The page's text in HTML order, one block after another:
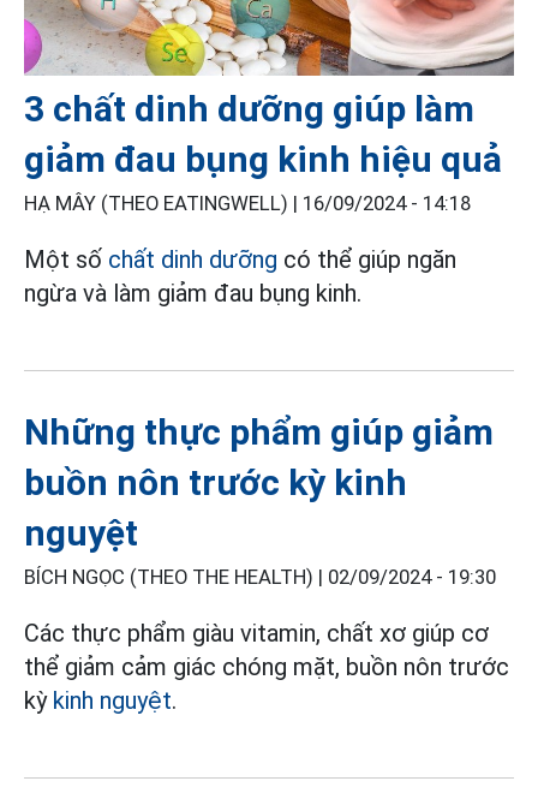
3 chất dinh dưỡng giúp làm
giảm đau bụng kinh hiệu quả
HẠ MÂY (THEO EATINGWELL) | 16/09/2024 - 14:18
Một số chất dinh dưỡng có thể giúp ngăn
ngừa và làm giảm đau bụng kinh.
Những thực phẩm giúp giảm
buồn nôn trước kỳ kinh
nguyệt
BÍCH NGỌC (THEO THE HEALTH) | 02/09/2024 - 19:30
Các thực phẩm giàu vitamin, chất xơ giúp cơ
thể giảm cảm giác chóng mặt, buồn nôn trước
kỳ kinh nguyệt.